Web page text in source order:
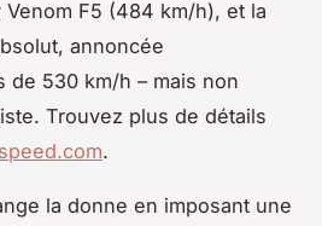
F5 (484 km/h), et la
annoncée
de 530 km/h – mais non
Trouvez plus de détails
.
la donne en imposant une